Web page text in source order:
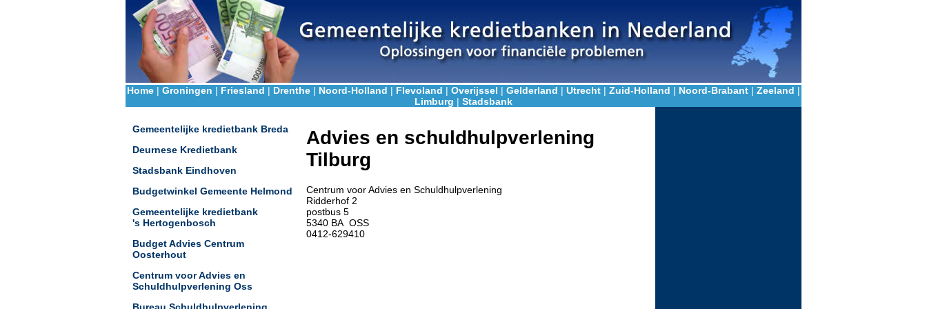
Home | Groningen | Friesland | Drenthe | Noord-Holland | Flevoland | Overijssel | Gelderland | Utrecht | Zuid-Holland | Noord-Brabant | Zeeland |
Limburg | Stadsbank
Gemeentelijke kredietbank Breda
Deurnese Kredietbank
Stadsbank Eindhoven
Budgetwinkel Gemeente Helmond
Gemeentelijke kredietbank
's Hertogenbosch
Budget Advies Centrum
Oosterhout
Centrum voor Advies en
Schuldhulpverlening Oss
Advies en schuldhulpverlening
Tilburg
Centrum voor Advies en Schuldhulpverlening
Ridderhof 2
postbus 5
5340 BA OSS
0412-629410